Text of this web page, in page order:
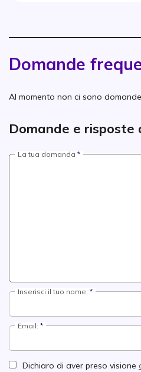
Domande
Al momento non ci sono
Domande e risposte
La tua domanda
Inserisci il tuo nome:
Email:
Dichiaro di aver preso visione